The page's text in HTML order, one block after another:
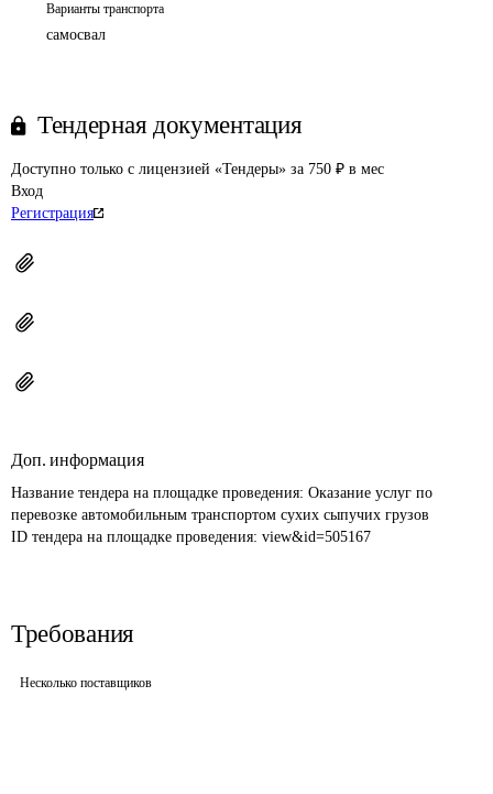
Варианты транспорта
самосвал
Тендерная документация
Доступно только с лицензией «Тендеры» за 750 ₽ в мес
Вход
Регистрация
Доп. информация
Название тендера на площадке проведения: Оказание услуг по
перевозке автомобильным транспортом сухих сыпучих грузов
ID тендера на площадке проведения: view&id=505167
Требования
Несколько поставщиков